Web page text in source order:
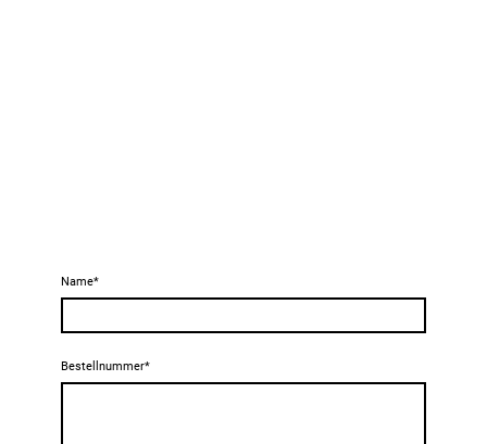
Name*
Bestellnummer*